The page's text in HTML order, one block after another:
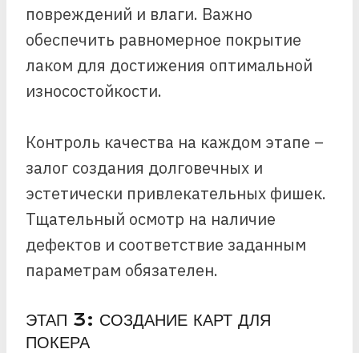
повреждений и влаги. Важно
обеспечить равномерное покрытие
лаком для достижения оптимальной
износостойкости.
Контроль качества на каждом этапе –
залог создания долговечных и
эстетически привлекательных фишек.
Тщательный осмотр на наличие
дефектов и соответствие заданным
параметрам обязателен.
ЭТАП 3: СОЗДАНИЕ КАРТ ДЛЯ
ПОКЕРА